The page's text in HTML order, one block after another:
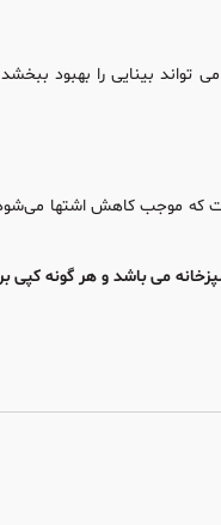
بینایی را بهبود
که موجب کاهش اشتها
می باشد و هر گونه کپی